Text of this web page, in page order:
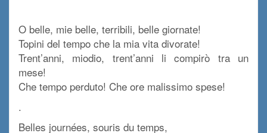
O belle, mie belle, terribili, belle giornate!
Topini del tempo che la mia vita divorate!
Trent’anni, miodio, trent’anni li compirò tra un
mese!
Che tempo perduto! Che ore malissimo spese!
.
Belles journées, souris du temps,